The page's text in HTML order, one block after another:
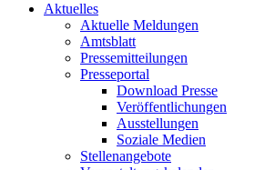
Aktuelles
Aktuelle Meldungen
Amtsblatt
Pressemitteilungen
Presseportal
Download Presse
Veröffentlichungen
Ausstellungen
Soziale Medien
Stellenangebote